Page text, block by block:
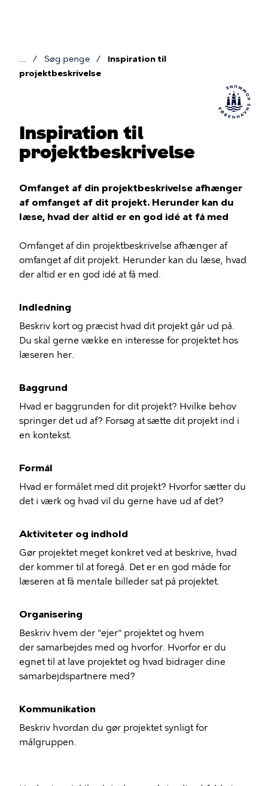
Brødkrumme
Søg penge
Inspiration til
projektbeskrivelse
Inspiration til
projektbeskrivelse
Omfanget af din projektbeskrivelse afhænger
af omfanget af dit projekt. Herunder kan du
læse, hvad der altid er en god idé at få med
Omfanget af din projektbeskrivelse afhænger af
omfanget af dit projekt. Herunder kan du læse, hvad
der altid er en god idé at få med.
Indledning
Beskriv kort og præcist hvad dit projekt går ud på.
Du skal gerne vække en interesse for projektet hos
læseren her.
Baggrund
Hvad er baggrunden for dit projekt? Hvilke behov
springer det ud af? Forsøg at sætte dit projekt ind i
en kontekst.
Formål
Hvad er formålet med dit projekt? Hvorfor sætter du
det i værk og hvad vil du gerne have ud af det?
Aktiviteter og indhold
Gør projektet meget konkret ved at beskrive, hvad
der kommer til at foregå. Det er en god måde for
læseren at få mentale billeder sat på projektet.
Organisering
Beskriv hvem der "ejer" projektet og hvem
der samarbejdes med og hvorfor. Hvorfor er du
egnet til at lave projektet og hvad bidrager dine
samarbejdspartnere med?
Kommunikation
Beskriv hvordan du gør projektet synligt for
målgruppen.